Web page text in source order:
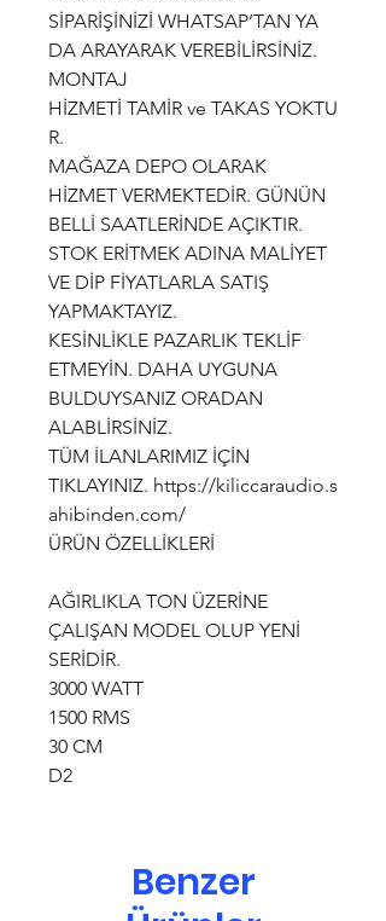
SİPARİŞİNİZİ WHATSAP’TAN YA
DA ARAYARAK VEREBİLİRSİNİZ.
MONTAJ
HİZMETİ TAMİR ve TAKAS YOKTU
R.
MAĞAZA DEPO OLARAK
HİZMET VERMEKTEDİR. GÜNÜN
BELLİ SAATLERİNDE AÇIKTIR.
STOK ERİTMEK ADINA MALİYET
VE DİP FİYATLARLA SATIŞ
YAPMAKTAYIZ.
KESİNLİKLE PAZARLIK TEKLİF
ETMEYİN. DAHA UYGUNA
BULDUYSANIZ ORADAN
ALABLİRSİNİZ.
TÜM İLANLARIMIZ İÇİN
TIKLAYINIZ. https://kiliccaraudio.s
ahibinden.com/
ÜRÜN ÖZELLİKLERİ
AĞIRLIKLA TON ÜZERİNE
ÇALIŞAN MODEL OLUP YENİ
SERİDİR.
3000 WATT
1500 RMS
30 CM
D2
Benzer